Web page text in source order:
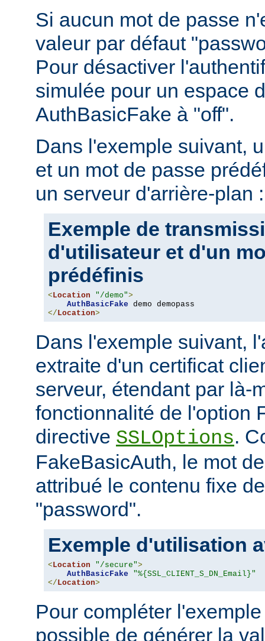
Si aucun mot de passe
valeur par défaut
Pour désactiver
simulée pour un espace
AuthBasicFake à "off".
Dans l'exemple suivant,
et un mot de passe
un serveur d'arrière-plan :
Exemple de
d'utilisateur et d'un
prédéfinis
<Location "/demo">
AuthBasicFake
</Location>
Dans l'exemple suivant,
extraite d'un certificat
serveur, étendant par là-
fonctionnalité de l'option
directive SSLOptions.
FakeBasicAuth, le mot
attribué le contenu fixe
"password".
Exemple d'utilisation
<Location "/secure">
AuthBasicFake
"%{SSL_CLIENT_S_DN_Email}"
</Location>
Pour compléter
possible de générer la